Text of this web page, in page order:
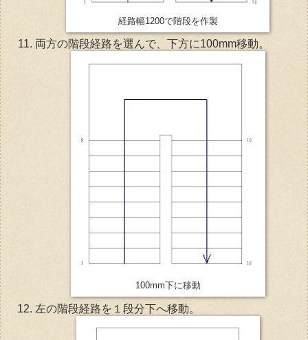
経路幅1200で階段を作製
両方の階段経路を選んで、下方に100mm移動。
100mm下に移動
左の階段経路を１段分下へ移動。